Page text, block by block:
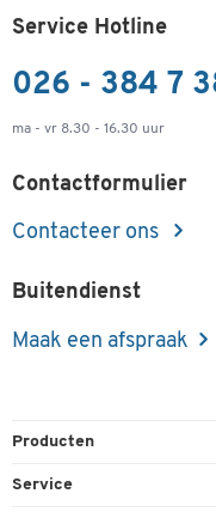
Service Hotline
026 - 384 7
ma - vr 8.30 - 16.30 uur
Contactformulier
Contacteer ons
Buitendienst
Maak een afspraak
Producten
Kantoorbenodigdheden
Service